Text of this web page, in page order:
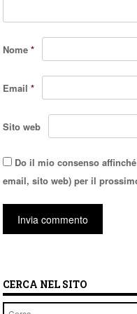
Nome*
Email*
Sito web
Do il mio consenso
email, sito web) per il
CERCA NEL SITO
Cerca